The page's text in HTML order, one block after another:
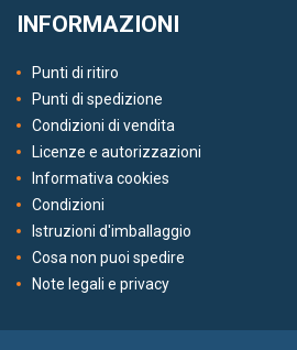
INFORMAZIONI
Punti di ritiro
Punti di spedizione
Condizioni di vendita
Licenze e autorizzazioni
Informativa cookies
Condizioni
Istruzioni d'imballaggio
Cosa non puoi spedire
Note legali e privacy